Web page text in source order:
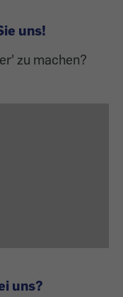
uns!
zu machen?
uns?